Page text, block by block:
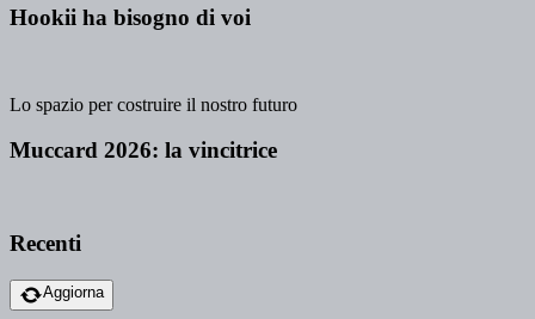
Hookii ha bisogno di voi
Lo spazio per costruire il nostro futuro
Muccard 2026: la vincitrice
Recenti
Aggiorna